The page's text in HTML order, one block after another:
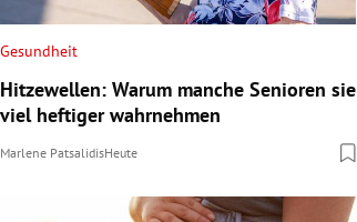
Gesundheit
Hitzewellen: Warum manche Senioren sie
viel heftiger wahrnehmen
Marlene PatsalidisHeute